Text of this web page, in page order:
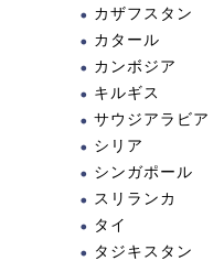
カザフスタン
カタール
カンボジア
キルギス
サウジアラビア
シリア
シンガポール
スリランカ
タイ
タジキスタン